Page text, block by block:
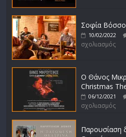
Σοφία
10/02/2022
σχολιασμός
Ο Θάνος
Christmas
06/12/2021
σχολιασμός
Παρουσίαση